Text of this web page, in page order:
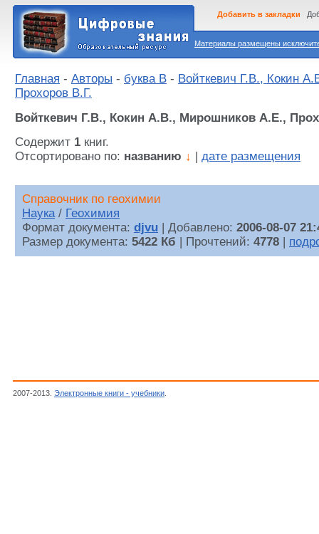
Материалы размещены
Добавить в закладки
Главная - Авторы - буква В - Войткевич Г.В., Кокин
Прохоров В.Г.
Войткевич Г.В., Кокин А.В., Мирошников А.Е.,
Содержит 1 книг.
Отсортировано по: названию ↓ дате размещения
Справочник по геохимии
Наука/ Геохимия
Формат документа: djvu | Добавлено: 2006-08-07
Размер документа: 5422 Кб | Прочтений: 4778
2007-2013. Электронные книги - учебники